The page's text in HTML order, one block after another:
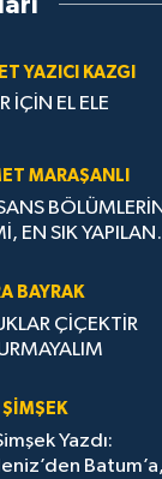
YAZICI KAZGI
İÇİN EL ELE
MARAŞANLI
EN SIK YAPILAN
BAYRAK
ÇİÇEKTİR
ŞIMŞEK
Yazdı: